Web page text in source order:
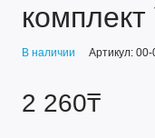
В наличии Артикул:
2 260₸